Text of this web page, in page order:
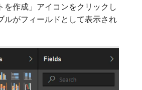
を作成」アイコンをクリックし
ルがフィールドとして表示され